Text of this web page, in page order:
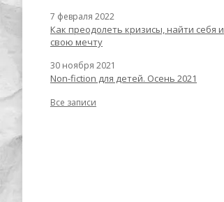
7 февраля 2022
Как преодолеть кризисы, найти себя и
свою мечту
30 ноября 2021
Non-fiction для детей. Осень 2021
Все записи